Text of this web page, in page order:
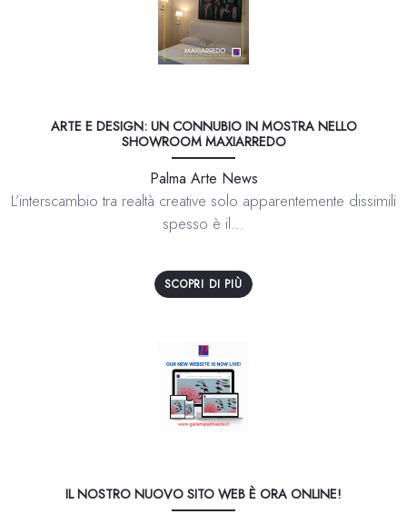
ARTE E DESIGN: UN CONNUBIO IN MOSTRA NELLO
SHOWROOM MAXIARREDO
Palma Arte News
L’interscambio tra realtà creative solo apparentemente dissimili
spesso è il...
SCOPRI DI PIÙ
IL NOSTRO NUOVO SITO WEB È ORA ONLINE!